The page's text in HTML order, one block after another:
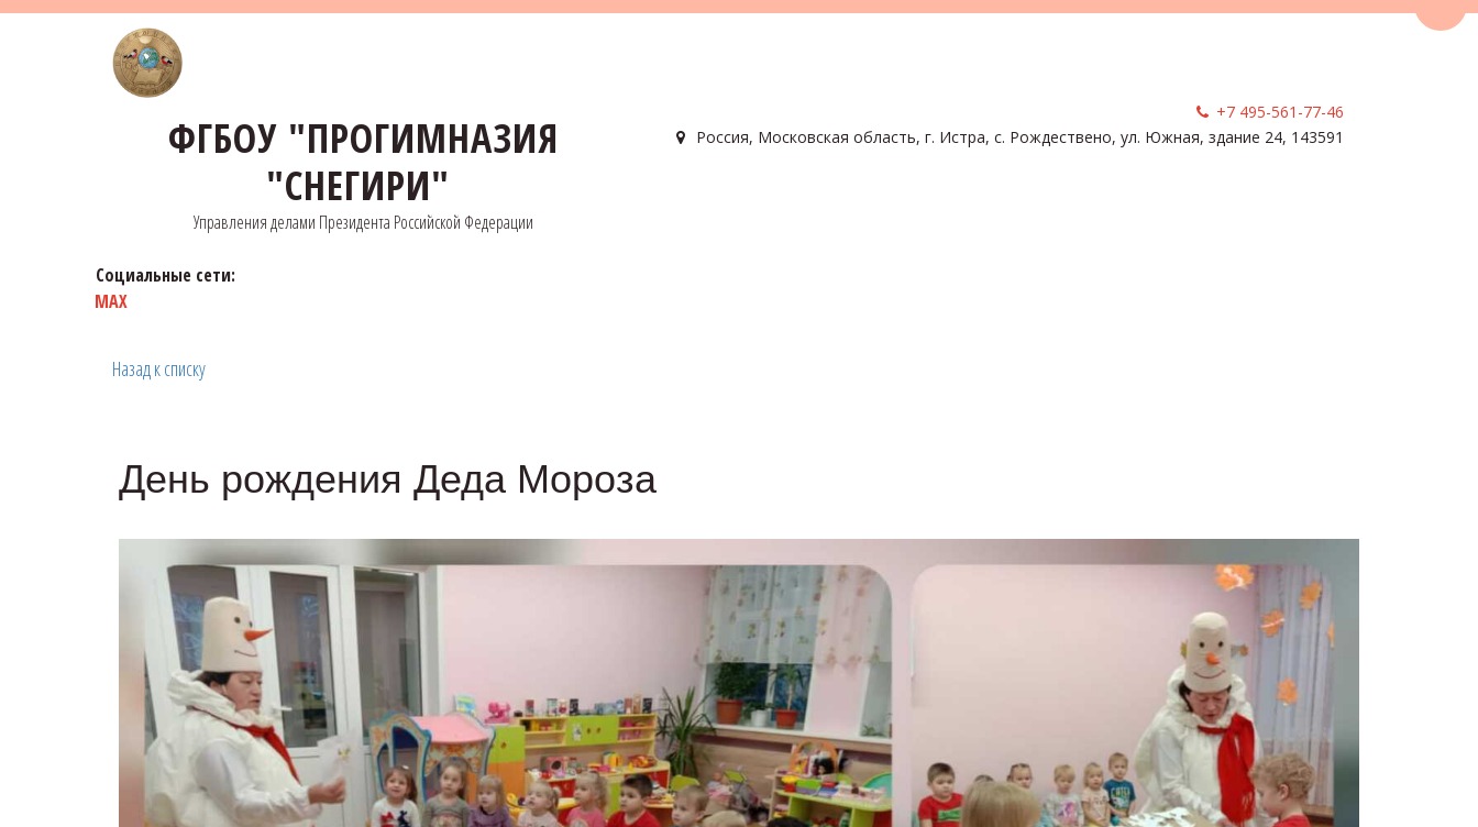
ФГБОУ "ПРОГИМНАЗИЯ
"СНЕГИРИ"
Управления делами Президента Российской Федерации
Социальные сети:
MAX
+7 495-561-77-46
Россия, Московская область, г. Истра, с. Рождествено, ул. Южная, здание 24, 143591
Назад к списку
День рождения Деда Мороза